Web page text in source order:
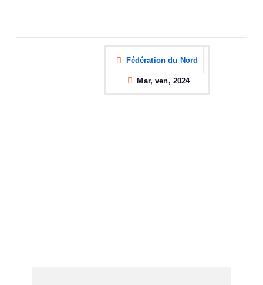
Fédération du Nord
Mar, ven, 2024